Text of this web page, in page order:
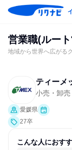
営業職(ルー
地域から世界へ広がる
ティーメ
小売・卸売
愛媛県
27卒
こんな人におす